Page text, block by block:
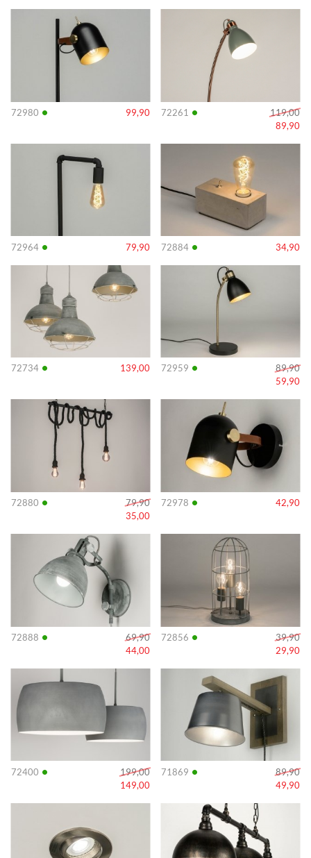
72980 • 99,90
Info
72261 •
119,00
89,90
Info
72964 • 79,90
Info
72884 • 34,90
Info
72734 • 139,00
Info
72959 •
89,90
59,90
Info
72880 •
79,90
35,00
Info
72978 • 42,90
Info
72888 •
69,90
44,00
Info
72856 •
39,90
29,90
Info
72400 •
199,00
149,00
Info
71869 •
89,90
49,90
Info
Info Info